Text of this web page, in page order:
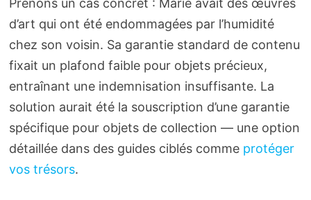
d’art qui ont été endommagées par l’humidité
chez son voisin. Sa garantie standard de contenu
fixait un plafond faible pour objets précieux,
entraînant une indemnisation insuffisante. La
solution aurait été la souscription d’une garantie
spécifique pour objets de collection — une option
détaillée dans des guides ciblés comme protéger
vos trésors.